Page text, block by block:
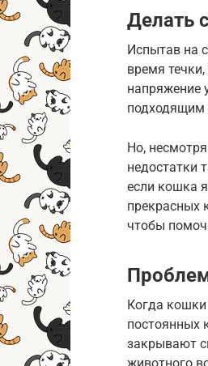
Делать
Испытав на
время
напряжение
подходящим
Но,
недостатки
если кошка
прекрасных
чтобы
Когда
постоянных
закрывают